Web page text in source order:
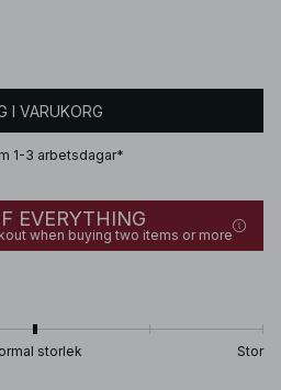
I VARUKORG
1-3 arbetsdagar*
EVERYTHING
when buying two items or more
storlek Stor